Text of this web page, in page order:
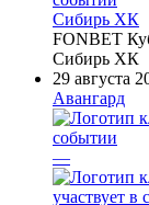
Сибирь ХК
FONBET
Сибирь ХК
29 августа
Авангард
—